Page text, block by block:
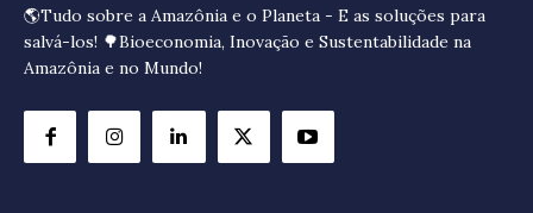
🌎Tudo sobre a Amazônia e o Planeta - E as soluções para
salvá-los! 🌳Bioeconomia, Inovação e Sustentabilidade na
Amazônia e no Mundo!